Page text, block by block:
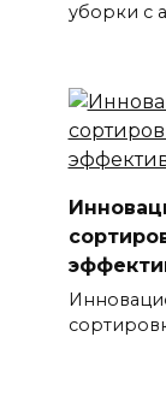
уборки с